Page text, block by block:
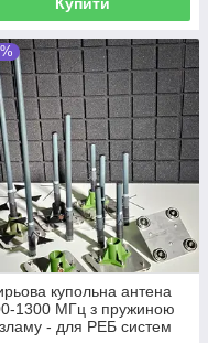
Купити
купольна антена
1300 МГц з пружиною
зламу - для РЕБ систем